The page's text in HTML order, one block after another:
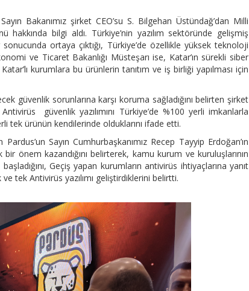
Bakanımız şirket CEO’su S. Bilgehan Üstündağ’dan Milli
bilgi aldı. Türkiye’nin yazılım sektöründe gelişmiş
ortaya çıktığı, Türkiye’de özellikle yüksek teknoloji
ve Ticaret Bakanlığı Müsteşarı ise, Katar’ın sürekli siber
kurumlara bu ürünlerin tanıtım ve iş birliği yapılması için
güvenlik sorunlarına karşı koruma sağladığını belirten şirket
güvenlik yazılımını Türkiye’de %100 yerli imkanlarla
tek ürünün kendilerinde olduklarını ifade etti.
Sayın Cumhurbaşkanımız Recep Tayyip Erdoğan’ın
önem kazandığını belirterek, kamu kurum ve kuruluşlarının
Geçiş yapan kurumların antivirüs ihtiyaçlarına yanıt
tek Antivirüs yazılımı geliştirdiklerini belirtti.